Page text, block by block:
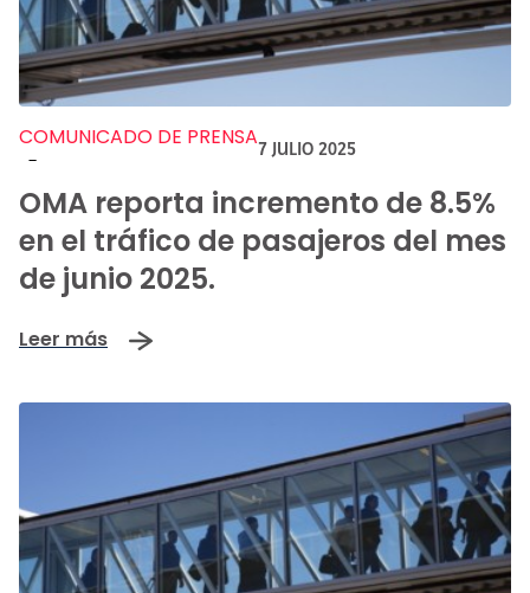
COMUNICADO DE PRENSA
-
7 JULIO 2025
OMA reporta incremento de 8.5%
en el tráfico de pasajeros del mes
de junio 2025.
Leer más